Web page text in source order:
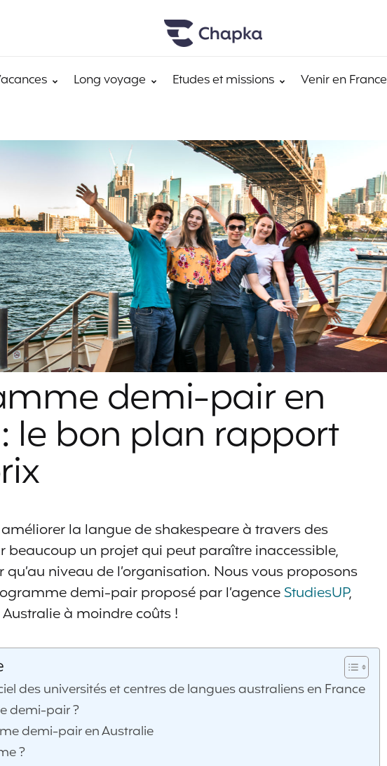
Long voyage Etudes et missions Venir en France
demi-pair en
le bon plan rapport
la langue de shakespeare à travers des
beaucoup un projet qui peut paraître inaccessible,
niveau de l’organisation. Nous vous proposons
demi-pair proposé par l’agenceStudiesUP,
à moindre coûts !
des universités et centres de langues australiens en France
demi-pair ?
demi-pair en Australie
?